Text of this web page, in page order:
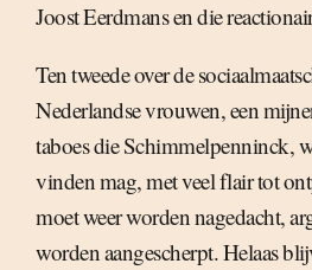
Joost Eerdmans en die
Ten tweede over de
Nederlandse vrouwen, een
taboes die Schimmelpenninck,
vinden mag, met veel flair tot
moet weer worden nagedacht,
worden aangescherpt. Helaas